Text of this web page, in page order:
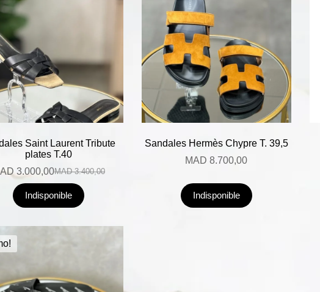
Saint Laurent Tribute
plates T.40
MAD3.400,00
3.000,00
Indisponible
Sandales Hermès Chypre T. 39,5
MAD 8.700,00
Indisponible